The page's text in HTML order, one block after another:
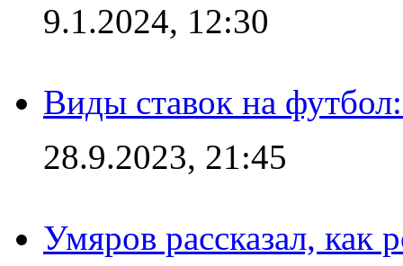
9.1.2024, 12:30
Виды ставок на
28.9.2023, 21:45
Умяров рассказал, как